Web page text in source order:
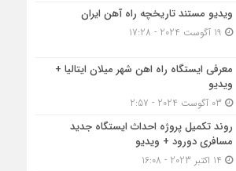
ویدیو مستند تاریخچه راه آهن ایران
معرفی ایستگاه راه اهن شهر میلان ایتالیا +
ویدیو
روند تکمیل پروژه احداث ایستگاه جدید
مسافری دورود + ویدیو